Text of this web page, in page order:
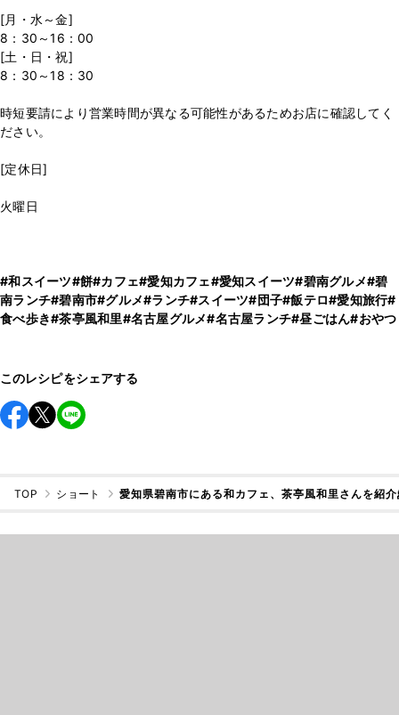
[月・水～金]
8：30～16：00
[土・日・祝]
8：30～18：30
時短要請により営業時間が異なる可能性があるためお店に確認してく
ださい。
[定休日]
火曜日
#和スイーツ#餅#カフェ#愛知カフェ#愛知スイーツ#碧南グルメ#碧
南ランチ#碧南市#グルメ#ランチ#スイーツ#団子#飯テロ#愛知旅行#
食べ歩き#茶亭風和里#名古屋グルメ#名古屋ランチ#昼ごはん#おやつ
このレシピをシェアする
TOP ショート 愛知県碧南市にある和カフェ、茶亭風和里さんを紹